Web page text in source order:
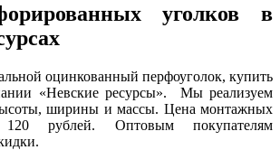
уголков в
оцинкованный перфоуголок, купить
«Невские ресурсы». Мы реализуем
ширины и массы. Цена монтажных
рублей. Оптовым покупателям